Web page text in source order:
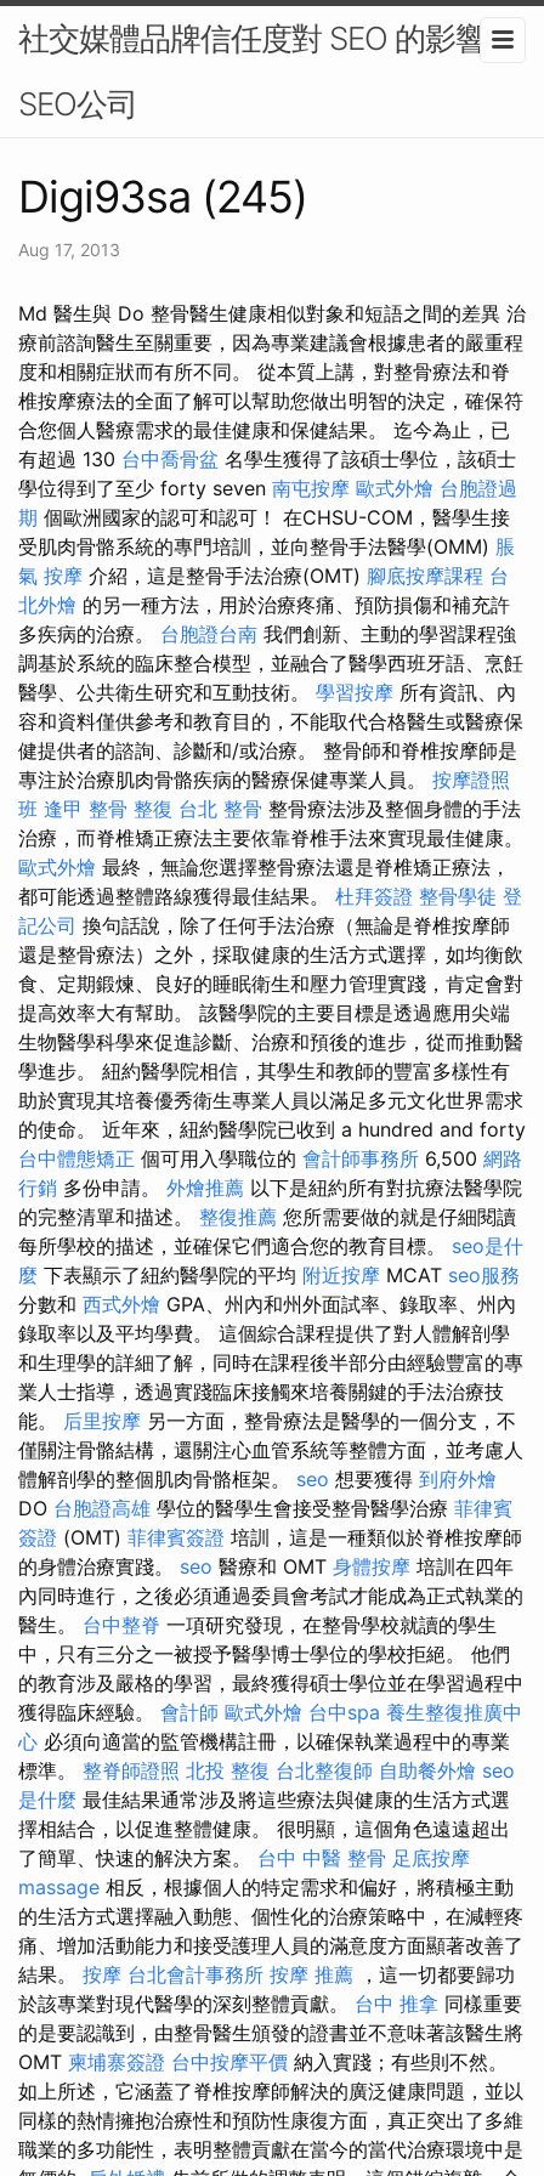
社交媒體品牌信任度對 SEO 的影響-
SEO公司
Digi93sa (245)
Aug 17, 2013
Md 醫生與 Do 整骨醫生健康相似對象和短語之間的差異 治
療前諮詢醫生至關重要，因為專業建議會根據患者的嚴重程
度和相關症狀而有所不同。 從本質上講，對整骨療法和脊
椎按摩療法的全面了解可以幫助您做出明智的決定，確保符
合您個人醫療需求的最佳健康和保健結果。 迄今為止，已
有超過 130 台中喬骨盆 名學生獲得了該碩士學位，該碩士
學位得到了至少 forty seven 南屯按摩 歐式外燴 台胞證過
期 個歐洲國家的認可和認可！ 在CHSU-COM，醫學生接
受肌肉骨骼系統的專門培訓，並向整骨手法醫學(OMM) 脹
氣 按摩 介紹，這是整骨手法治療(OMT) 腳底按摩課程 台
北外燴 的另一種方法，用於治療疼痛、預防損傷和補充許
多疾病的治療。 台胞證台南 我們創新、主動的學習課程強
調基於系統的臨床整合模型，並融合了醫學西班牙語、烹飪
醫學、公共衛生研究和互動技術。 學習按摩 所有資訊、內
容和資料僅供參考和教育目的，不能取代合格醫生或醫療保
健提供者的諮詢、診斷和/或治療。 整骨師和脊椎按摩師是
專注於治療肌肉骨骼疾病的醫療保健專業人員。 按摩證照
班 逢甲 整骨 整復 台北 整骨 整骨療法涉及整個身體的手法
治療，而脊椎矯正療法主要依靠脊椎手法來實現最佳健康。
歐式外燴 最終，無論您選擇整骨療法還是脊椎矯正療法，
都可能透過整體路線獲得最佳結果。 杜拜簽證 整骨學徒 登
記公司 換句話說，除了任何手法治療（無論是脊椎按摩師
還是整骨療法）之外，採取健康的生活方式選擇，如均衡飲
食、定期鍛煉、良好的睡眠衛生和壓力管理實踐，肯定會對
提高效率大有幫助。 該醫學院的主要目標是透過應用尖端
生物醫學科學來促進診斷、治療和預後的進步，從而推動醫
學進步。 紐約醫學院相信，其學生和教師的豐富多樣性有
助於實現其培養優秀衛生專業人員以滿足多元文化世界需求
的使命。 近年來，紐約醫學院已收到 a hundred and forty
台中體態矯正 個可用入學職位的 會計師事務所 6,500 網路
行銷 多份申請。 外燴推薦 以下是紐約所有對抗療法醫學院
的完整清單和描述。 整復推薦 您所需要做的就是仔細閱讀
每所學校的描述，並確保它們適合您的教育目標。 seo是什
麼 下表顯示了紐約醫學院的平均 附近按摩 MCAT seo服務
分數和 西式外燴 GPA、州內和州外面試率、錄取率、州內
錄取率以及平均學費。 這個綜合課程提供了對人體解剖學
和生理學的詳細了解，同時在課程後半部分由經驗豐富的專
業人士指導，透過實踐臨床接觸來培養關鍵的手法治療技
能。 后里按摩 另一方面，整骨療法是醫學的一個分支，不
僅關注骨骼結構，還關注心血管系統等整體方面，並考慮人
體解剖學的整個肌肉骨骼框架。 seo 想要獲得 到府外燴
DO 台胞證高雄 學位的醫學生會接受整骨醫學治療 菲律賓
簽證 (OMT) 菲律賓簽證 培訓，這是一種類似於脊椎按摩師
的身體治療實踐。 seo 醫療和 OMT 身體按摩 培訓在四年
內同時進行，之後必須通過委員會考試才能成為正式執業的
醫生。 台中整脊 一項研究發現，在整骨學校就讀的學生
中，只有三分之一被授予醫學博士學位的學校拒絕。 他們
的教育涉及嚴格的學習，最終獲得碩士學位並在學習過程中
獲得臨床經驗。 會計師 歐式外燴 台中spa 養生整復推廣中
心 必須向適當的監管機構註冊，以確保執業過程中的專業
標準。 整脊師證照 北投 整復 台北整復師 自助餐外燴 seo
是什麼 最佳結果通常涉及將這些療法與健康的生活方式選
擇相結合，以促進整體健康。 很明顯，這個角色遠遠超出
了簡單、快速的解決方案。 台中 中醫 整骨 足底按摩
massage 相反，根據個人的特定需求和偏好，將積極主動
的生活方式選擇融入動態、個性化的治療策略中，在減輕疼
痛、增加活動能力和接受護理人員的滿意度方面顯著改善了
結果。 按摩 台北會計事務所 按摩 推薦 ，這一切都要歸功
於該專業對現代醫學的深刻整體貢獻。 台中 推拿 同樣重要
的是要認識到，由整骨醫生頒發的證書並不意味著該醫生將
OMT 柬埔寨簽證 台中按摩平價 納入實踐；有些則不然。
如上所述，它涵蓋了脊椎按摩師解決的廣泛健康問題，並以
同樣的熱情擁抱治療性和預防性康復方面，真正突出了多維
職業的多功能性，表明整體貢獻在當今的當代治療環境中是